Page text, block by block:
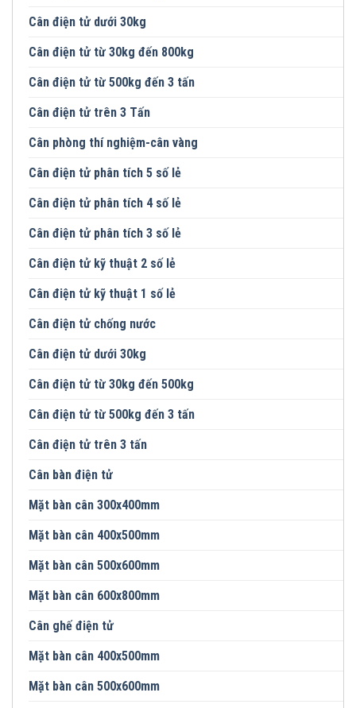
Cân điện tử dưới 30kg
Cân điện tử từ 30kg đến 800kg
Cân điện tử từ 500kg đến 3 tấn
Cân điện tử trên 3 Tấn
Cân phòng thí nghiệm-cân vàng
Cân điện tử phân tích 5 số lẻ
Cân điện tử phân tích 4 số lẻ
Cân điện tử phân tích 3 số lẻ
Cân điện tử kỹ thuật 2 số lẻ
Cân điện tử kỹ thuật 1 số lẻ
Cân điện tử chống nước
Cân điện tử dưới 30kg
Cân điện tử từ 30kg đến 500kg
Cân điện tử từ 500kg đến 3 tấn
Cân điện tử trên 3 tấn
Cân bàn điện tử
Mặt bàn cân 300x400mm
Mặt bàn cân 400x500mm
Mặt bàn cân 500x600mm
Mặt bàn cân 600x800mm
Cân ghế điện tử
Mặt bàn cân 400x500mm
Mặt bàn cân 500x600mm